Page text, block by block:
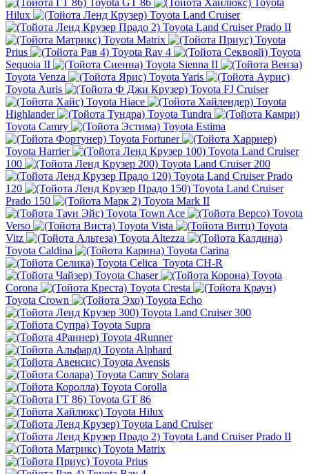
Toyota GT 86
Toyota
Hilux
Toyota Land Cruiser
Toyota Land Cruiser Prado II
Toyota Matrix
Toyota
Prius
Toyota Rav 4
Toyota
Sequoia II
Toyota Sienna II
Toyota Venza
Toyota Yaris
Toyota Auris
Toyota FJ Cruiser
Toyota Hiace
Toyota
Highlander
Toyota Tundra
Toyota Camry
Toyota Estima
Toyota Fortuner
Toyota Harrier
Toyota Land Cruiser
100
Toyota Land Cruiser 200
Toyota Land Cruiser Prado
120
Toyota Land Cruiser
Prado 150
Toyota Mark II
Toyota Town Ace
Toyota
Verso
Toyota Vista
Toyota
Vitz
Toyota Altezza
Toyota Caldina
Toyota Carina
Toyota Celica Toyota CH-R
Toyota Chaser
Toyota
Corona
Toyota Cresta
Toyota Crown
Toyota Echo
Toyota Land Cruiser 300
Toyota Supra
Toyota 4Runner
Toyota Alphard
Toyota Avensis
Toyota Camry Solara
Toyota Corolla
Toyota GT 86
Toyota Hilux
Toyota Land Cruiser
Toyota Land Cruiser Prado II
Toyota Matrix
Toyota Prius